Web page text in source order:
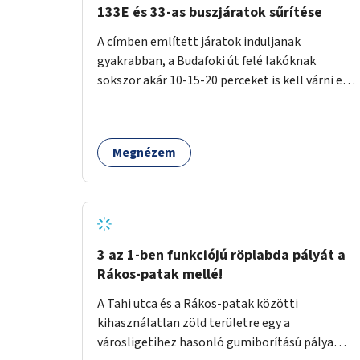
133E és 33-as buszjáratok sűrítése
A címben említett járatok induljanak
gyakrabban, a Budafoki út felé lakóknak
sokszor akár 10-15-20 perceket is kell várni egy
Megnézem
3 az 1-ben funkciójú röplabda pályát a
Rákos-patak mellé!
A Tahi utca és a Rákos-patak közötti
kihasználatlan zöld területre egy a
városligetihez hasonló gumiborítású pálya